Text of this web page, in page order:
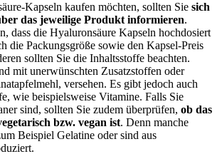
Kapseln kaufen möchten, sollten Sie sich
das jeweilige Produkt informieren.
dass die Hyaluronsäure Kapseln hochdosiert
die Packungsgröße sowie den Kapsel-Preis
sollten Sie die Inhaltsstoffe beachten.
mit unerwünschten Zusatzstoffen oder
versehen. Es gibt jedoch auch
wie beispielsweise Vitamine. Falls Sie
sind, sollten Sie zudem überprüfen, ob das
bzw. vegan ist. Denn manche
Beispiel Gelatine oder sind aus